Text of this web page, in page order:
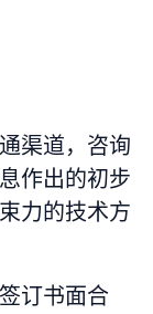
渠道，咨询
作出的初步
力的技术方
订书面合